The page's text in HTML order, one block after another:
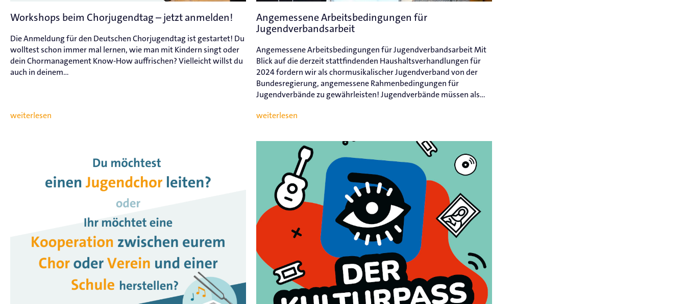
Workshops beim Chorjugendtag – jetzt anmelden!
Die Anmeldung für den Deutschen Chorjugendtag ist gestartet! Du
wolltest schon immer mal lernen, wie man mit Kindern singt oder
dein Chormanagement Know-How auffrischen? Vielleicht willst du
auch in deinem...
weiterlesen
Angemessene Arbeitsbedingungen für
Jugendverbandsarbeit
Angemessene Arbeitsbedingungen für Jugendverbandsarbeit Mit
Blick auf die derzeit stattfindenden Haushaltsverhandlungen für
2024 fordern wir als chormusikalischer Jugendverband von der
Bundesregierung, angemessene Rahmenbedingungen für
Jugendverbände zu gewährleisten! Jugendverbände müssen als...
weiterlesen